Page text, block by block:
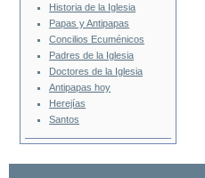
Historia de la Iglesia
Papas y Antipapas
Concilios Ecuménicos
Padres de la Iglesia
Doctores de la Iglesia
Antipapas hoy
Herejías
Santos